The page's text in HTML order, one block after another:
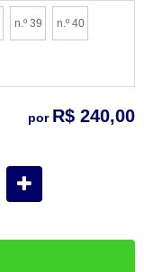
n.º 39 n.º 40
por R$ 240,00